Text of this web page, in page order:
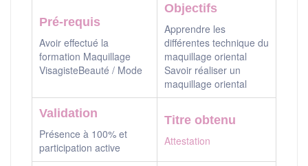
Pré-requis
Avoir effectué la
formation Maquillage
VisagisteBeauté / Mode
Objectifs
Apprendre les
différentes technique du
maquillage oriental
Savoir réaliser un
maquillage oriental
Validation
Présence à 100% et
participation active
Titre obtenu
Attestation